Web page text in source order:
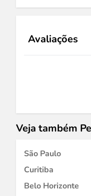
Avaliações
Veja também
São Paulo
Curitiba
Belo Horizonte